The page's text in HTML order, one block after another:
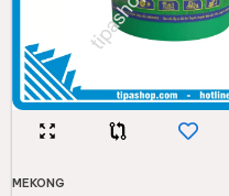
MEKONG